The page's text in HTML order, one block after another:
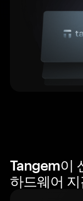
Tangem이
하드웨어